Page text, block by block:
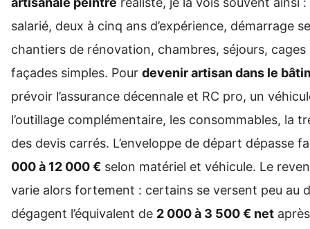
salarié, deux à cinq ans d’expérience, démarrage
chantiers de rénovation, chambres, séjours, cages
façades simples. Pour devenir artisan dans le
prévoir l’assurance décennale et RC pro, un
l’outillage complémentaire, les consommables, la
des devis carrés. L’enveloppe de départ dépasse
000 à 12 000 € selon matériel et véhicule. Le
varie alors fortement : certains se versent peu au
dégagent l’équivalent de 2 000 à 3 500 € net